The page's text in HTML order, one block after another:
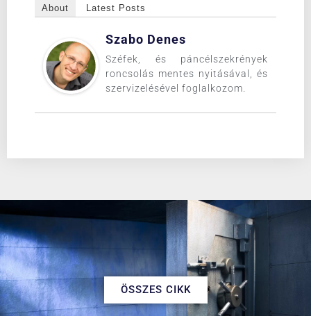
About Latest Posts
Szabo Denes
Széfek, és páncélszekrények
roncsolás mentes nyitásával, és
szervizelésével foglalkozom.
ÖSSZES CIKK